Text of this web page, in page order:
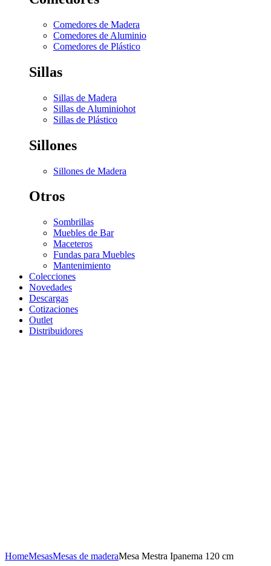
Comedores de Madera
Comedores de Aluminio
Comedores de Plástico
Sillas
Sillas de Madera
Sillas de Aluminiohot
Sillas de Plástico
Sillones
Sillones de Madera
Otros
Sombrillas
Muebles de Bar
Maceteros
Fundas para Muebles
Mantenimiento
Colecciones
Novedades
Descargas
Cotizaciones
Outlet
Distribuidores
HomeMesasMesas de maderaMesa Mestra Ipanema 120 cm